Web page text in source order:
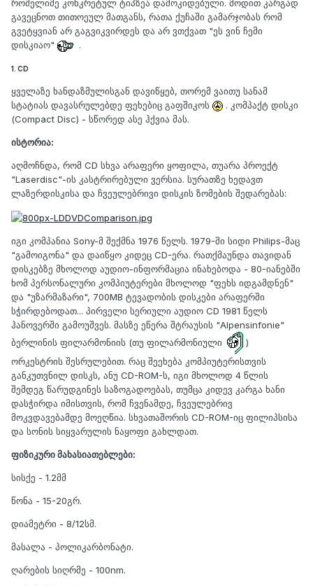
რომელიმე კონკრეტულ ტიპზეა დამოკიდებული. მოდით კარგად
გავეცნოთ თითოეულ მათგანს, რათა ქუჩაში გამარჯობას რომ
გვეტყვიან არ გაგვიკვირდეს და არ ვთქვათ "ეს ვინ ჩემი
დისკიაო"
.
1. CD
ყველაზე ხანდაზმულისგან დავიწყებ, თორემ ვაითუ სანამ
სტატიას დავასრულებდე ფეხებიც გაფშიკოს
. კომპაქტ დისკი
(Compact Disc) - სწორედ ასე ჰქვია მას.
ისტორია:
აღმოჩნდა, რომ CD სხვა არაფერი ყოფილა, თუარა პროექტ
"Laserdisc"-ის კასტრირებული ვერსია. სურათზე ხედავთ
ლაზერდისკისა და ჩვეულებრივი დისკის ზომების შედარებას:
იგი კომპანია Sony-მ შექმნა 1976 წელს. 1979-ში სიდი Philips-მაც
"გამოიგონა" და დაიწყო კიდეც CD-ერა. რათქმაუნდა თავიდან
დისკებზე მხოლოდ აუდიო-ინფორმაცია ინახებოდა - 80-იანებში
ხომ პერსონალური კომპიუტერები მხოლოდ "ფეხს იდგამდნენ"
და "უზარმაზარი", 700MB ტევადობის დისკები არაფერში
სჭირდებოდათ... პირველი სერიული აუდიო CD 1981 წელს
ჰანოვერში გამოუშვეს. მასზე ეწერა შტრაუსის "Alpensinfonie"
ბერლინის ფილარმონიის (თუ ფილარმონიული
)
ორკესტრის შესრულებით. რაც შეეხება კომპიუტერისთვის
განკუთვნილ დისკს, ანუ CD-ROM-ს, იგი მხოლოდ 4 წლის
შემდეგ წარუდგინეს საზოგადოებას, თუმცა კიდევ კარგა ხანი
დასჭირდა იმისთვის, რომ ჩვენამდე, ჩვეულებრივ
მოკვდავებამდე მოეღწია. სხვათაშორის CD-ROM-იც ფილიპსისა
და სონის სიყვარულის ნაყოფი გახლდათ.
ფიზიკური მახასიათებლები:
სისქე - 1.2მმ
წონა - 15-20გრ.
დიამეტრი - 8/12სმ.
მასალა - პოლიკარბონატი.
ღარების სიღრმე - 100nm.